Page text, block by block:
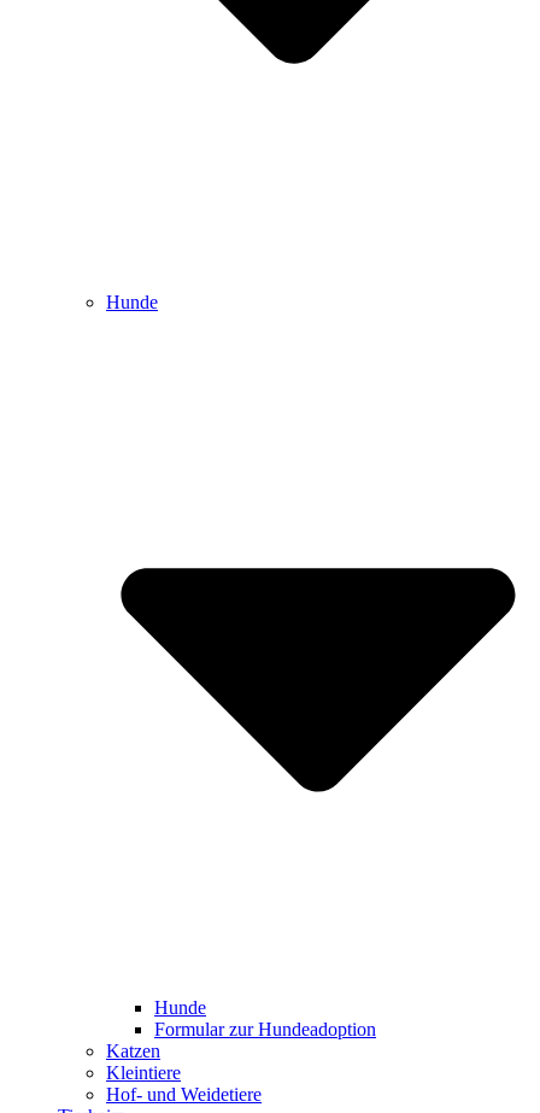
Hunde
Hunde
Formular zur Hundeadoption
Katzen
Kleintiere
Hof- und Weidetiere